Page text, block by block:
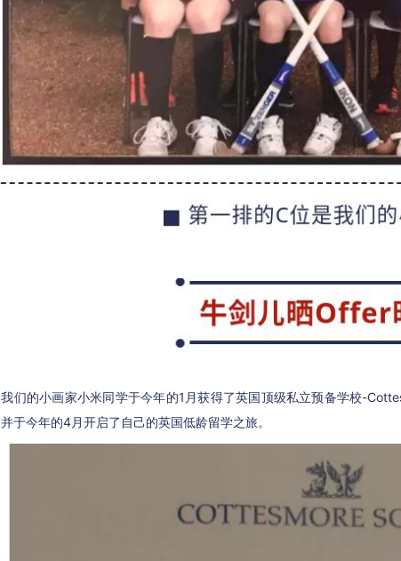
我们的小画家小米同学于今年的1月获得了英国顶级私立预备学校-
并于今年的4月开启了自己的英国低龄留学之旅。